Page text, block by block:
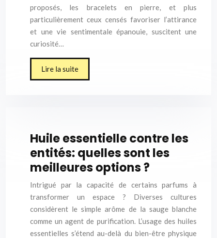
proposés, les bracelets en pierre, et plus
particulièrement ceux censés favoriser l’attirance
et une vie sentimentale épanouie, suscitent une
curiosité…
Lire la suite
Huile essentielle contre les
entités: quelles sont les
meilleures options ?
Intrigué par la capacité de certains parfums à
transformer un espace ? Diverses cultures
considèrent le simple arôme de la sauge blanche
comme un agent de purification. L’usage des huiles
essentielles s’étend au-delà du bien-être physique